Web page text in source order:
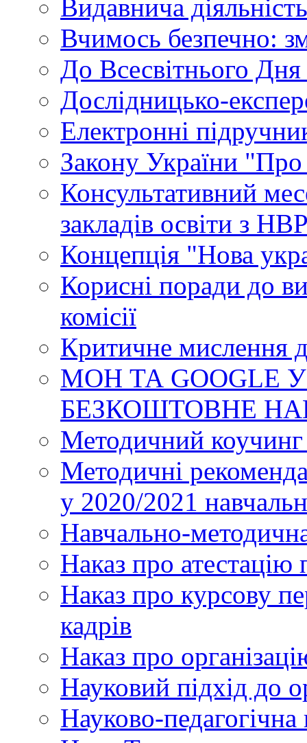
Видавнича діяльність
Вчимось безпечно:
До Всесвітнього Дня
Дослідницько-
Електронні
Закону України "Про
Консультативний
закладів освіти з
Концепція "Нова
Корисні поради до
комісії
Критичне мислення
МОН ТА GOOGLE
БЕЗКОШТОВНЕ
Методичний
Методичні
у 2020/2021
Навчально-
Наказ про атестацію
Наказ про курсову
кадрів
Наказ про
Науковий підхід до
Науково-